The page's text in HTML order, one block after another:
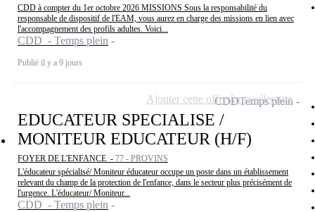
CDD à compter du 1er octobre 2026 MISSIONS Sous la responsabilité du
responsable de dispositif de l'EAM, vous aurez en charge des missions en lien avec
l'accompagnement des profils adultes. Voici...
CDD - Temps plein
Publié il y a 9 jours
EDUCATEUR SPECIALISE /
MONITEUR EDUCATEUR (H/F)
FOYER DE L'ENFANCE - 77 - PROVINS
L'éducateur spécialisé/ Moniteur éducateur occupe un poste dans un établissement
relevant du champ de la protection de l'enfance, dans le secteur plus précisément de
l'urgence. L'éducateur/ Moniteur...
CDD - Temps plein
CDDTemps plein
Ajouter cette offre à ma sélection